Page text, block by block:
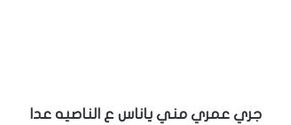
‏جري عمري مني ياناس ع الناصيه عدا